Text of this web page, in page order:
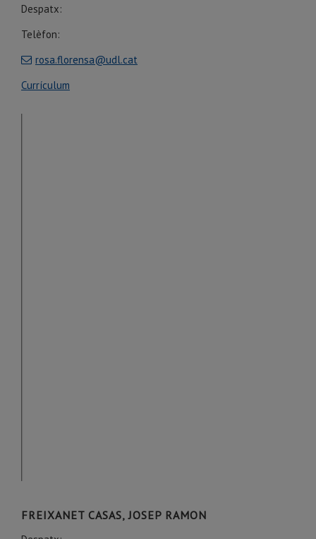
Despatx:
Telèfon:
rosa.florensa@udl.cat
Currículum
FREIXANET CASAS, JOSEP RAMON